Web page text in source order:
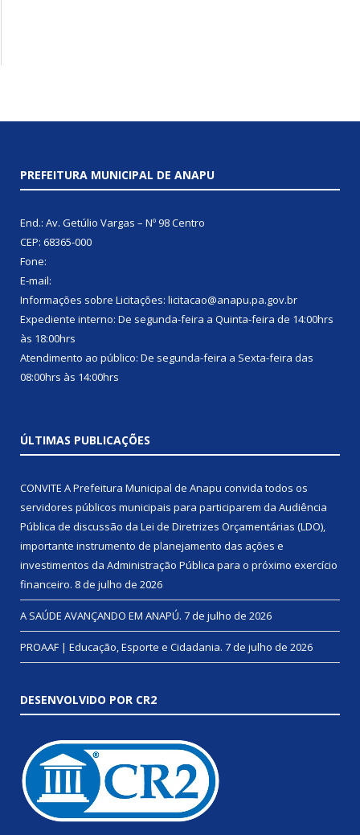
PREFEITURA MUNICIPAL DE ANAPU
End.: Av. Getúlio Vargas – Nº 98 Centro
CEP: 68365-000
Fone:
E-mail:
Informações sobre Licitações: licitacao@anapu.pa.gov.br
Expediente interno: De segunda-feira a Quinta-feira de 14:00hrs
às 18:00hrs
Atendimento ao público: De segunda-feira a Sexta-feira das
08:00hrs às 14:00hrs
ÚLTIMAS PUBLICAÇÕES
CONVITE A Prefeitura Municipal de Anapu convida todos os
servidores públicos municipais para participarem da Audiência
Pública de discussão da Lei de Diretrizes Orçamentárias (LDO),
importante instrumento de planejamento das ações e
investimentos da Administração Pública para o próximo exercício
financeiro. 8 de julho de 2026
A SAÚDE AVANÇANDO EM ANAPÚ. 7 de julho de 2026
PROAAF | Educação, Esporte e Cidadania. 7 de julho de 2026
DESENVOLVIDO POR CR2